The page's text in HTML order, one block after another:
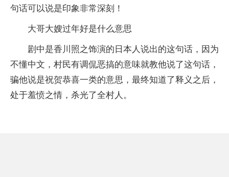
句话可以说是印象非常深刻！
大哥大嫂过年好是什么意思
剧中是香川照之饰演的日本人说出的这句话，因为
不懂中文，村民有调侃恶搞的意味就教他说了这句话，
骗他说是祝贺恭喜一类的意思，最终知道了释义之后，
处于羞愤之情，杀光了全村人。